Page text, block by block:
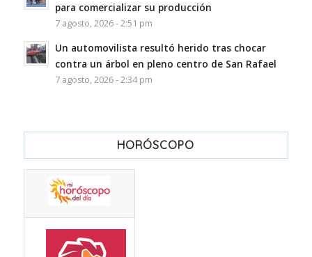
para comercializar su producción
7 agosto, 2026 - 2:51 pm
Un automovilista resultó herido tras chocar
contra un árbol en pleno centro de San Rafael
7 agosto, 2026 - 2:34 pm
HORÓSCOPO